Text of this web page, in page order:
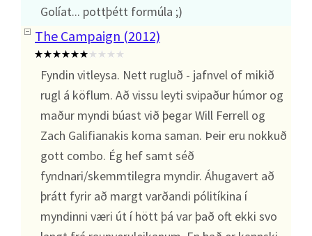
Golíat... pottþétt formúla ;)
The Campaign (2012)
Fyndin vitleysa. Nett rugluð - jafnvel of mikið
rugl á köflum. Að vissu leyti svipaður húmor og
maður myndi búast við þegar Will Ferrell og
Zach Galifianakis koma saman. Þeir eru nokkuð
gott combo. Ég hef samt séð
fyndnari/skemmtilegra myndir. Áhugavert að
þrátt fyrir að margt varðandi pólitíkina í
myndinni væri út í hött þá var það oft ekki svo